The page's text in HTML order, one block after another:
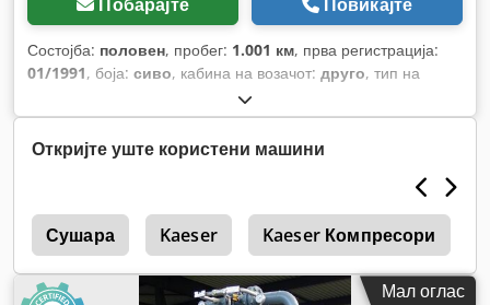
Состојба: половен, пробег: 1.001 км, прва регистрација:
01/1991, боја: сиво, кабина на возачот: друго, тип на
, Година на изградба:
Откријте уште користени машини
Сушара Kaeser Kaeser Компресори
Мал оглас